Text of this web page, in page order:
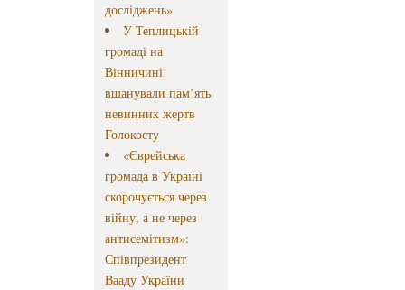
досліджень»
У Теплицькій
громаді на
Вінничині
вшанували пам’ять
невинних жертв
Голокосту
«Єврейська
громада в Україні
скорочується через
війну, а не через
антисемітизм»:
Співпрезидент
Вааду України